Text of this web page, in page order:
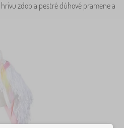
zdobia pestré dúhové pramene a